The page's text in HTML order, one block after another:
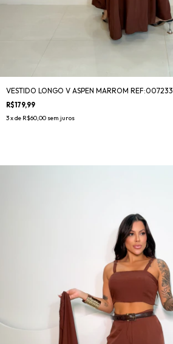
VESTIDO LONGO V ASPEN MARROM REF:007233
R$179,99
3x de R$60,00 sem juros